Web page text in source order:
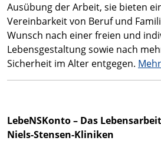
Ausübung der Arbeit, sie bieten
Vereinbarkeit von Beruf und
Wunsch nach einer freien und
Lebensgestaltung sowie nach
Sicherheit im Alter entgegen.
LebeNSKonto – Das
Niels-Stensen-Kliniken